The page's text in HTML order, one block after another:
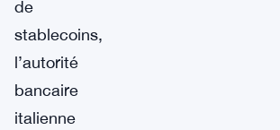
de
stablecoins,
l’autorité
bancaire
italienne